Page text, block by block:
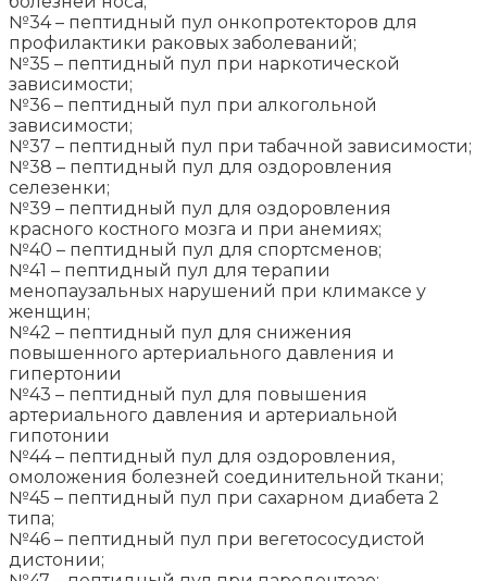
№34 – пептидный пул онкопротекторов для
профилактики раковых заболеваний;
№35 – пептидный пул при наркотической
зависимости;
№36 – пептидный пул при алкогольной
зависимости;
№37 – пептидный пул при табачной зависимости;
№38 – пептидный пул для оздоровления
селезенки;
№39 – пептидный пул для оздоровления
красного костного мозга и при анемиях;
№40 – пептидный пул для спортсменов;
№41 – пептидный пул для терапии
менопаузальных нарушений при климаксе у
женщин;
№42 – пептидный пул для снижения
повышенного артериального давления и
гипертонии
№43 – пептидный пул для повышения
артериального давления и артериальной
гипотонии
№44 – пептидный пул для оздоровления,
омоложения болезней соединительной ткани;
№45 – пептидный пул при сахарном диабета 2
типа;
№46 – пептидный пул при вегетососудистой
дистонии;